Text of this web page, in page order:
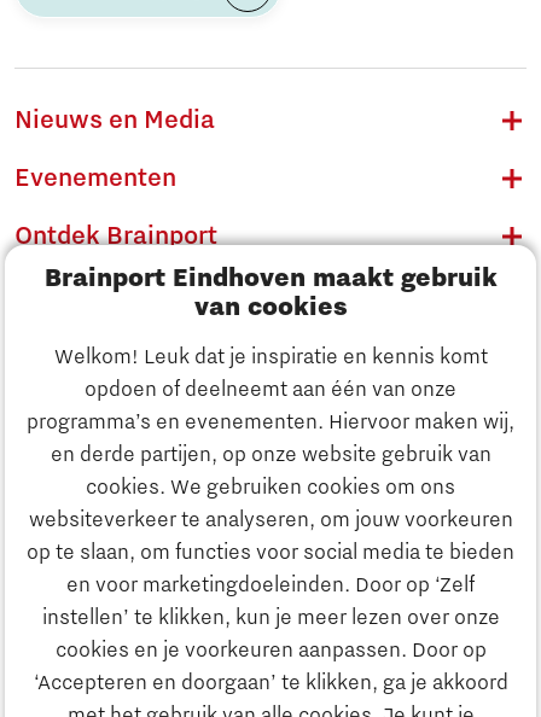
Brainport Eindhoven maakt gebruik
van cookies
Welkom! Leuk dat je inspiratie en kennis komt
opdoen of deelneemt aan één van onze
programma’s en evenementen. Hiervoor maken wij,
en derde partijen, op onze website gebruik van
cookies. We gebruiken cookies om ons
websiteverkeer te analyseren, om jouw voorkeuren
op te slaan, om functies voor social media te bieden
en voor marketingdoeleinden. Door op ‘Zelf
instellen’ te klikken, kun je meer lezen over onze
cookies en je voorkeuren aanpassen. Door op
‘Accepteren en doorgaan’ te klikken, ga je akkoord
Ontdek Brainport
Innovatie
Ondernemen
Onderwijs
Nieuws en Media
Evenementen
Ontdek Brainport
Innovatie
Ondernemen
Onderwijs
Maatschappelijk
Strategie & Organisatie
Zoeken
Contact
Naar internationale website